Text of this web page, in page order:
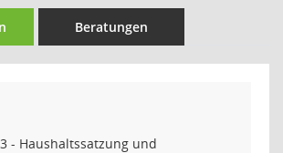
Beratungen
- Haushaltssatzung und